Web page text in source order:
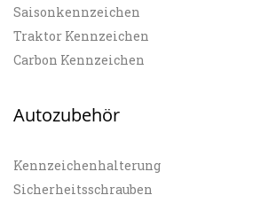
Saisonkennzeichen
Traktor Kennzeichen
Carbon Kennzeichen
Autozubehör
Kennzeichenhalterung
Sicherheitsschrauben